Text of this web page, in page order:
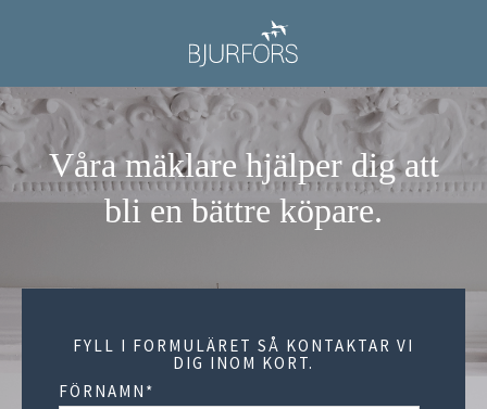
Våra mäklare hjälper dig att
bli en bättre köpare.
FYLL I FORMULÄRET SÅ KONTAKTAR VI
DIG INOM KORT.
FÖRNAMN *